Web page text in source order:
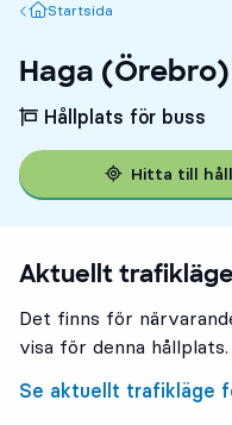
Startsida
Startsida
Haga (Örebro)
Hållplats för buss
Hitta till
Aktuellt
Det finns för
visa för denna hållplats.
Se aktuellt trafikläge